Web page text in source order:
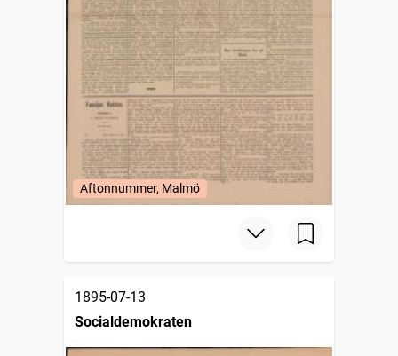
Aftonnummer, Malmö
1895-07-13
Socialdemokraten